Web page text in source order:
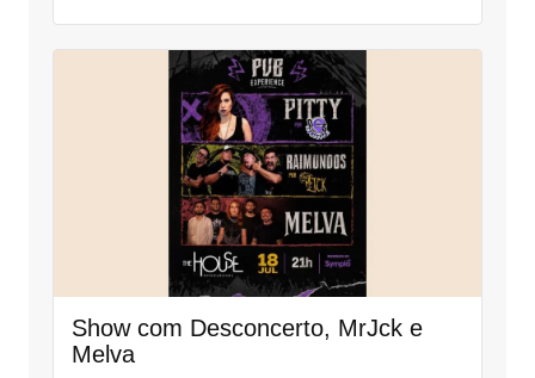
Show com Desconcerto, MrJck e
Melva